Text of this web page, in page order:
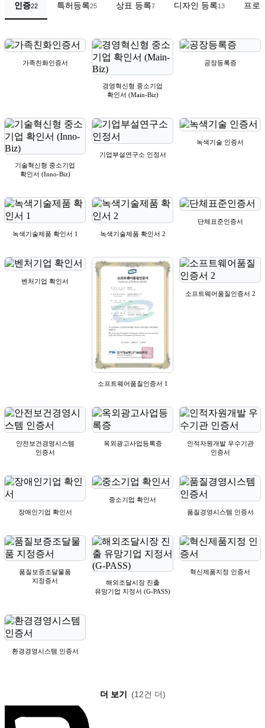
인증22 특허등록25 상표 등록7 디자인 등록13 프로
가족친화인증서
경영혁신형 중소기업
확인서 (Main-Biz)
공장등록증
기술혁신형 중소기업
확인서 (Inno-Biz)
기업부설연구소 인정서
녹색기술 인증서
녹색기술제품 확인서 1 녹색기술제품 확인서 2
단체표준인증서
벤처기업 확인서
소프트웨어품질인증서 1
소프트웨어품질인증서 2
안전보건경영시스템
인증서
옥외광고사업등록증
인적자원개발 우수기관
인증서
장애인기업 확인서
중소기업 확인서
품질경영시스템 인증서
품질보증조달물품
지정증서
해외조달시장 진출
유망기업 지정서 (G-PASS)
혁신제품지정 인증서
환경경영시스템 인증서
더 보기 (12건 더)